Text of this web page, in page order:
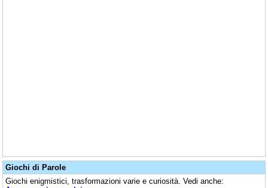
Giochi di Parole
Giochi enigmistici, trasformazioni varie e curiosità. Vedi anche: